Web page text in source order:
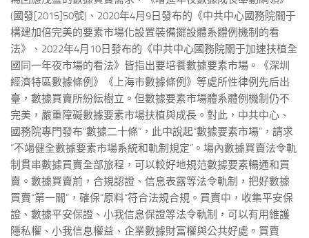
(國發[2015]50號)、2020年4月9日發布的《中共中心國務院關于
構建加倍完美的要素市場化設置裝備擺設體系體例機制的看
法》、2022年4月10日發布的《中共中心國務院關于加速扶植全
國同一年夜市場的看法》皆指出要培養數據要素市場。《深圳
經濟特區數據條例》《上海市數據條例》等處所性律例先后出
臺，數據買賣所紛紜樹立。但數據要素市場體系體例機制仍不
完美，嚴重障礙數據要素市場扶植與成長。對此，中共中心、
國務院專門發布“數據二十條”，此中說起“數據要素市場”，請求
“不竭健全數據要素市場系統和軌制規定”。場內數據買賣法令軌
制貫串數據買賣全部旅程，可以較好地規范數據要素暢通和買
賣。數據買賣前，合規認證、信息表露等法令軌制，把好數據
買賣“第一關”，確保“原料”符合法規合規。買賣中，收集平安保
證、數據平安保證、小我信息保證等法令軌制，可以有用維護
隱私權、小我信息權益、企業數據財富權與公共好處。買賣